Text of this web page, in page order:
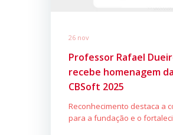
26 nov
Professor Rafael
recebe homenagem
CBSoft 2025
Reconhecimento destaca a
para a fundação e o